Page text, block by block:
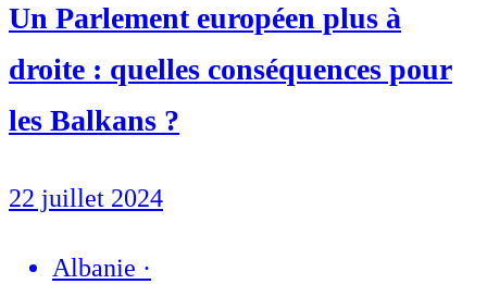
Un Parlement européen plus à
droite : quelles conséquences pour
les Balkans ?
22 juillet 2024
Albanie ·